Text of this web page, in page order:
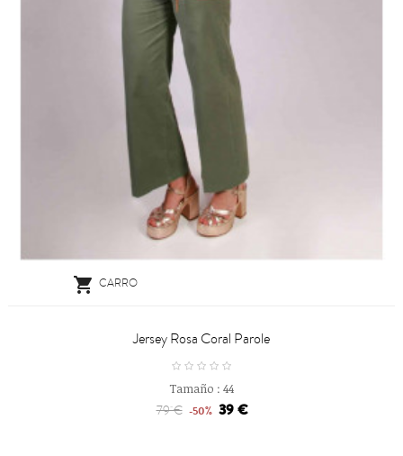
 CARRO
Jersey Rosa Coral Parole
Tamaño : 44
79 € -50% 39 €